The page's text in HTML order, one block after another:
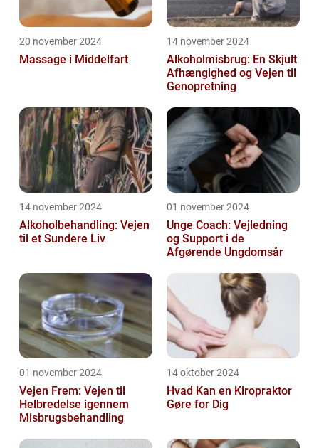
20 november 2024
Massage i Middelfart
14 november 2024
Alkoholmisbrug: En Skjult
Afhængighed og Vejen til
Genopretning
14 november 2024
Alkoholbehandling: Vejen
til et Sundere Liv
01 november 2024
Unge Coach: Vejledning
og Support i de
Afgørende Ungdomsår
01 november 2024
Vejen Frem: Vejen til
Helbredelse igennem
Misbrugsbehandling
14 oktober 2024
Hvad Kan en Kiropraktor
Gøre for Dig